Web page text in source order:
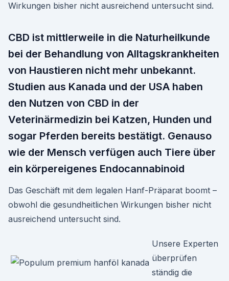
Wirkungen bisher nicht ausreichend untersucht sind.
CBD ist mittlerweile in die Naturheilkunde
bei der Behandlung von Alltagskrankheiten
von Haustieren nicht mehr unbekannt.
Studien aus Kanada und der USA haben
den Nutzen von CBD in der
Veterinärmedizin bei Katzen, Hunden und
sogar Pferden bereits bestätigt. Genauso
wie der Mensch verfügen auch Tiere über
ein körpereigenes Endocannabinoid
Das Geschäft mit dem legalen Hanf-Präparat boomt –
obwohl die gesundheitlichen Wirkungen bisher nicht
ausreichend untersucht sind.
Unsere Experten
überprüfen
ständig die